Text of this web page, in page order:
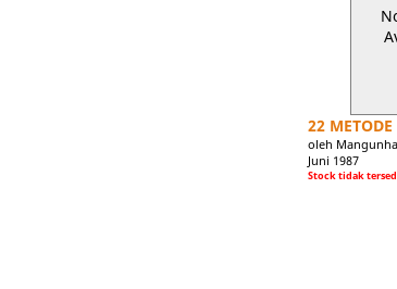
22
oleh
Juni 1987
Stock tidak